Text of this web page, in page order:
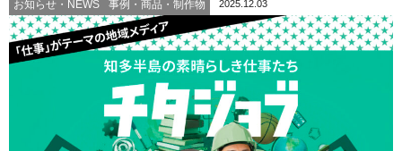
お知らせ・NEWS 事例・商品・制作物 2025.12.03